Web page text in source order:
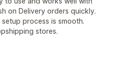
on Delivery orders quickly.
process is smooth.
stores.